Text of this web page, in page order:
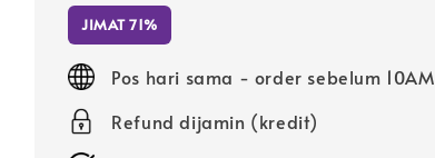
JIMAT 71%
Pos hari sama - order sebelum 10AM
Refund dijamin (kredit)